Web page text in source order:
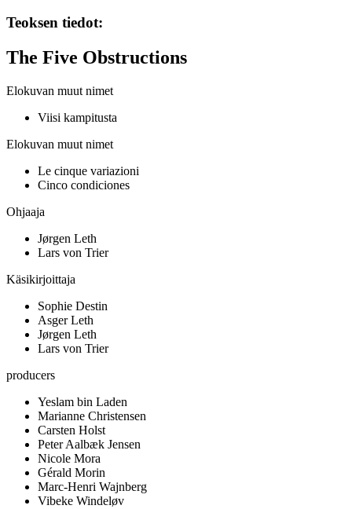
Teoksen tiedot:
The Five Obstructions
Elokuvan muut nimet
Viisi kampitusta
Elokuvan muut nimet
Le cinque variazioni
Cinco condiciones
Ohjaaja
Jørgen Leth
Lars von Trier
Käsikirjoittaja
Sophie Destin
Asger Leth
Jørgen Leth
Lars von Trier
producers
Yeslam bin Laden
Marianne Christensen
Carsten Holst
Peter Aalbæk Jensen
Nicole Mora
Gérald Morin
Marc-Henri Wajnberg
Vibeke Windeløv